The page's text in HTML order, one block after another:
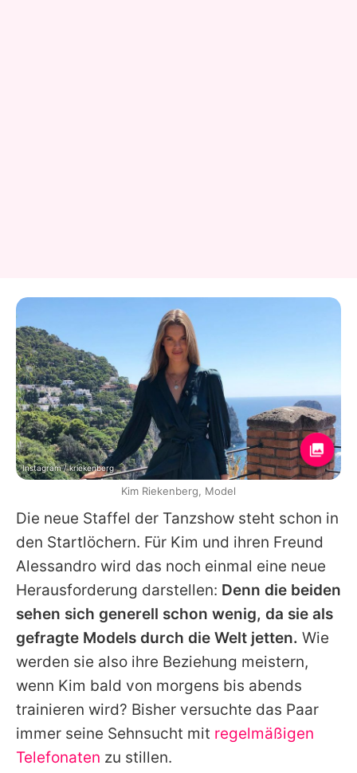
Die neue Staffel der Tanzshow steht schon in
den Startlöchern. Für Kim und ihren Freund
Alessandro wird das noch einmal eine neue
Herausforderung darstellen: Denn die beiden
sehen sich generell schon wenig, da sie als
gefragte Models durch die Welt jetten. Wie
werden sie also ihre Beziehung meistern,
wenn Kim bald von morgens bis abends
trainieren wird? Bisher versuchte das Paar
immer seine Sehnsucht mit regelmäßigen
Telefonaten zu stillen.
Instagram / kriekenberg
Kim Riekenberg, Model